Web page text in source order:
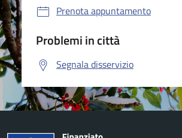
Prenota appuntamento
Problemi in città
Segnala disservizio